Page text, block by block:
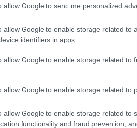
allow Google to send me personalized
allow Google to enable storage related to
identifiers in apps.
allow Google to enable storage related to
allow Google to enable storage related to
allow Google to enable storage related to
functionality and fraud prevention,
révén. Minden ilyen
hangulata – Jön a második forduló!
#cyberpunk 2077 #gstv